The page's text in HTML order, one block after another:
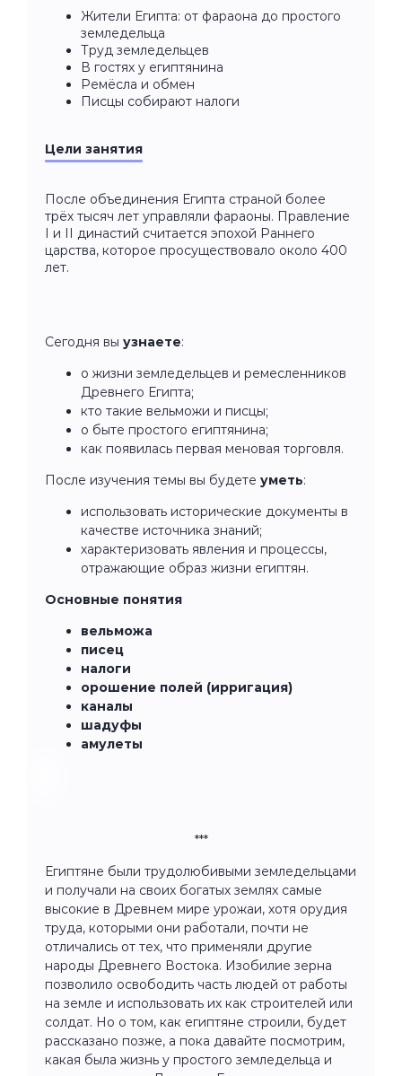
Жители Египта: от фараона до простого
земледельца
Труд земледельцев
В гостях у египтянина
Ремёсла и обмен
Писцы собирают налоги
Цели занятия
После объединения Египта страной более
трёх тысяч лет управляли фараоны. Правление
I и II династий считается эпохой Раннего
царства, которое просуществовало около 400
лет.
Сегодня вы узнаете:
о жизни земледельцев и ремесленников
Древнего Египта;
кто такие вельможи и писцы;
о быте простого египтянина;
как появилась первая меновая торговля.
После изучения темы вы будете уметь:
использовать исторические документы в
качестве источника знаний;
характеризовать явления и процессы,
отражающие образ жизни египтян.
Основные понятия
вельможа
писец
налоги
орошение полей (ирригация)
каналы
шадуфы
амулеты
***
Египтяне были трудолюбивыми земледельцами
и получали на своих богатых землях самые
высокие в Древнем мире урожаи, хотя орудия
труда, которыми они работали, почти не
отличались от тех, что применяли другие
народы Древнего Востока. Изобилие зерна
позволило освободить часть людей от работы
на земле и использовать их как строителей или
солдат. Но о том, как египтяне строили, будет
рассказано позже, а пока давайте посмотрим,
какая была жизнь у простого земледельца и